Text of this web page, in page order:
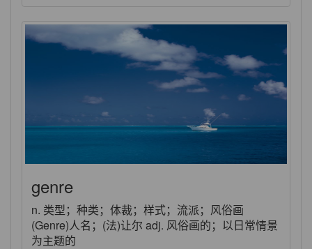
genre
n. 类型；种类；体裁；样式；流派；风俗画
(Genre)人名；(法)让尔 adj. 风俗画的；以日常情景
为主题的